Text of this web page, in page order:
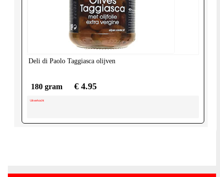
Deli di Paolo Taggiasca olijven
180 gram € 4.95
Uitverkocht